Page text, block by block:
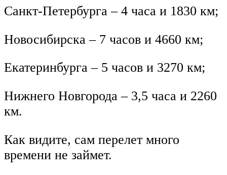
Санкт-Петербурга – 4 часа и 1830 км;
Новосибирска – 7 часов и 4660 км;
Екатеринбурга – 5 часов и 3270 км;
Нижнего Новгорода – 3,5 часа и 2260
км.
Как видите, сам перелет много
времени не займет.